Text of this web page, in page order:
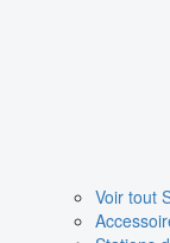
Voir tout